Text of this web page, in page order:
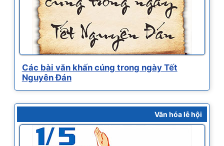
Các bài văn khấn cúng trong ngày Tết
Nguyên Đán
Văn hóa lễ hội